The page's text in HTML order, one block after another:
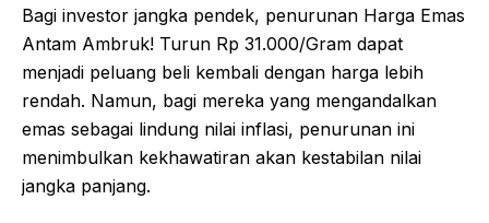
Bagi investor jangka pendek, penurunan Harga Emas
Antam Ambruk! Turun Rp 31.000/Gram dapat
menjadi peluang beli kembali dengan harga lebih
rendah. Namun, bagi mereka yang mengandalkan
emas sebagai lindung nilai inflasi, penurunan ini
menimbulkan kekhawatiran akan kestabilan nilai
jangka panjang.